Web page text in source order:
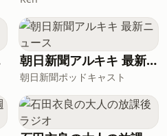
朝日新聞アルキキ 最新ニュース
朝日新聞ポッドキャスト